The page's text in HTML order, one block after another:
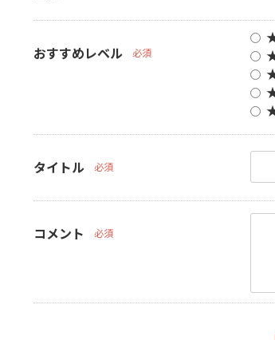
おすすめレベル 必須
タイトル 必須
コメント 必須